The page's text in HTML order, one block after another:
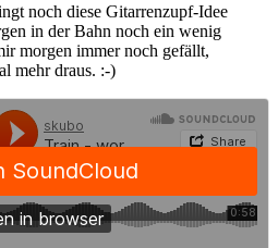
noch diese Gitarrenzupf-Idee
in der Bahn noch ein wenig
morgen immer noch gefällt,
mehr draus. :-)